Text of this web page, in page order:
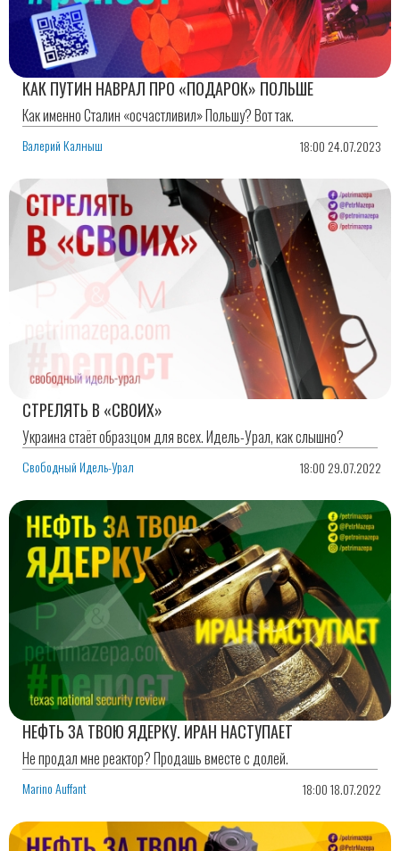
КАК ПУТИН НАВРАЛ ПРО «ПОДАРОК» ПОЛЬШЕ
Как именно Сталин «осчастливил» Польшу? Вот так.
Валерий Калныш 18:00 24.07.2023
СТРЕЛЯТЬ В «СВОИХ»
Украина стаёт образцом для всех. Идель-Урал, как слышно?
Свободный Идель-Урал 18:00 29.07.2022
НЕФТЬ ЗА ТВОЮ ЯДЕРКУ. ИРАН НАСТУПАЕТ
Не продал мне реактор? Продашь вместе с долей.
Marino Auffant 18:00 18.07.2022